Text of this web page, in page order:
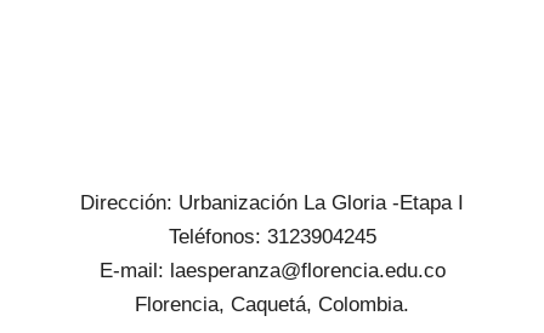
Dirección: Urbanización La Gloria -Etapa I
Teléfonos: 3123904245
E-mail: laesperanza@florencia.edu.co
Florencia, Caquetá, Colombia.